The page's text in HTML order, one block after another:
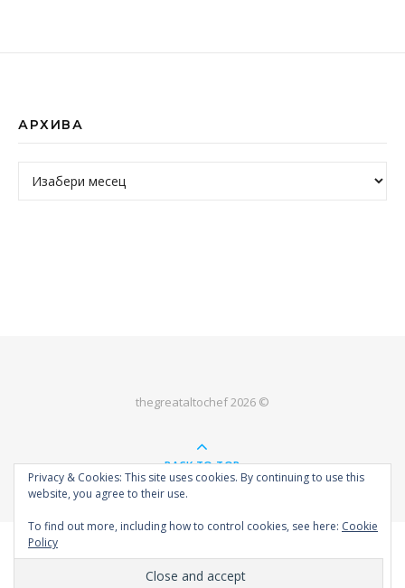
АРХИВА
Архива
thegreataltochef 2026 ©
BACK TO TOP
Privacy & Cookies: This site uses cookies. By continuing to use this
website, you agree to their use.
To find out more, including how to control cookies, see here: Cookie
Policy